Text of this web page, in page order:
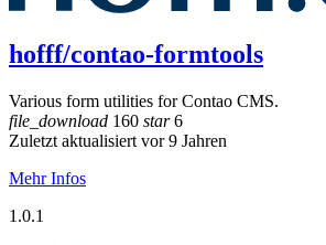
hofff/contao-formtools
Various form utilities for Contao CMS.
file_download 160 star6
Zuletzt aktualisiert vor 9 Jahren
Mehr Infos
1.0.1